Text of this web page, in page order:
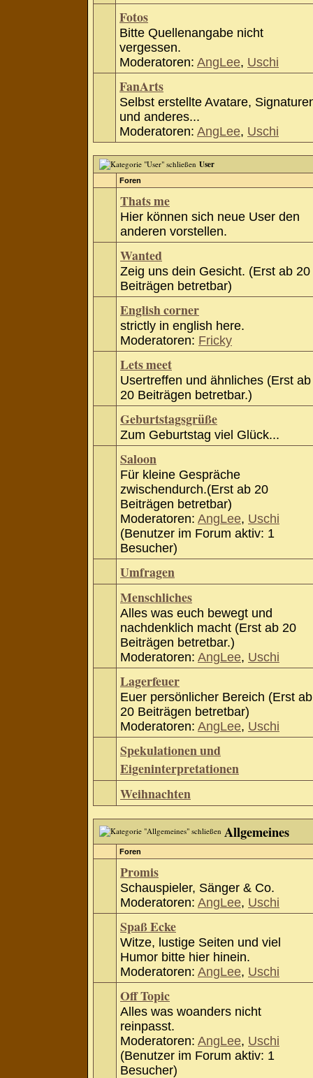
Fotos
Bitte Quellenangabe nicht
vergessen.
Moderatoren: AngLee, Uschi
FanArts
Selbst erstellte Avatare,
und anderes...
Moderatoren: AngLee, Uschi
User
Foren
Thats me
Hier können sich neue User den
anderen vorstellen.
Wanted
Zeig uns dein Gesicht. (Erst ab 20
Beiträgen betretbar)
English corner
strictly in english here.
Moderatoren: Fricky
Lets meet
Usertreffen und ähnliches (Erst ab
20 Beiträgen betretbar.)
Geburtstagsgrüße
Zum Geburtstag viel Glück...
Saloon
Für kleine Gespräche
zwischendurch.(Erst ab 20
Beiträgen betretbar)
Moderatoren: AngLee, Uschi
(Benutzer im Forum aktiv: 1
Besucher)
Umfragen
Menschliches
Alles was euch bewegt und
nachdenklich macht (Erst ab 20
Beiträgen betretbar.)
Moderatoren: AngLee, Uschi
Lagerfeuer
Euer persönlicher Bereich (Erst ab
20 Beiträgen betretbar)
Moderatoren: AngLee, Uschi
Spekulationen und
Eigeninterpretationen
Weihnachten
Allgemeines
Foren
Promis
Schauspieler, Sänger & Co.
Moderatoren: AngLee, Uschi
Spaß Ecke
Witze, lustige Seiten und viel
Humor bitte hier hinein.
Moderatoren: AngLee, Uschi
Off Topic
Alles was woanders nicht
reinpasst.
Moderatoren: AngLee, Uschi
(Benutzer im Forum aktiv: 1
Besucher)